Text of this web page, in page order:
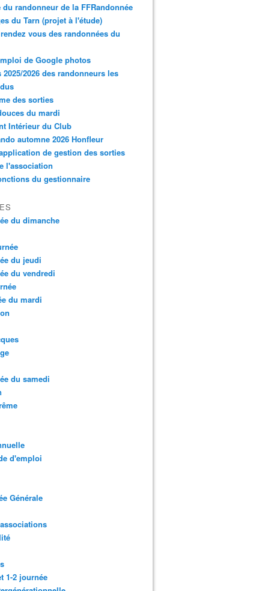
du randonneur de la FFRandonnée
du Tarn (projet à l'étude)
vous des randonnées du
de Google photos
2025/2026 des randonneurs les
des sorties
du mardi
Intérieur du Club
automne 2026 Honfleur
de gestion des sorties
l'association
du gestionnaire
du dimanche
du jeudi
du vendredi
du mardi
du samedi
d'emploi
Générale
1-2 journée